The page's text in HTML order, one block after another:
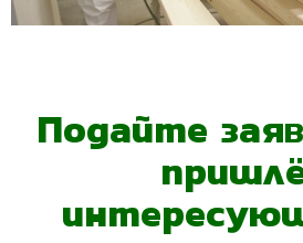
Подайте